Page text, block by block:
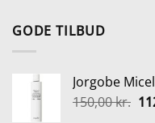
GODE TILBUD
Jorgobe
150,00kr.